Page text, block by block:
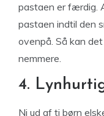
pastaen er færdig.
pastaen indtil den
ovenpå. Så kan
nemmere.
4.
Ni ud af ti børn